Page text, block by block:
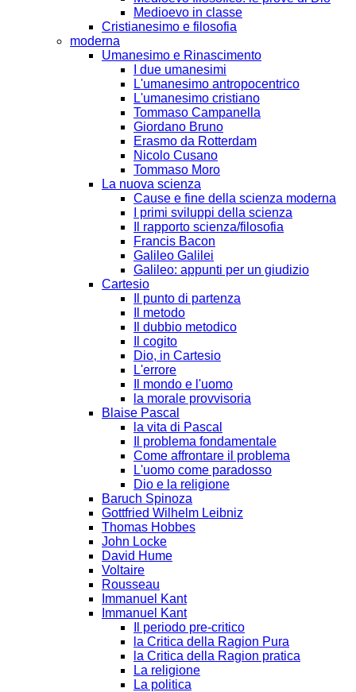
Medioevo in classe
Cristianesimo e filosofia
moderna
Umanesimo e Rinascimento
I due umanesimi
L'umanesimo antropocentrico
L'umanesimo cristiano
Tommaso Campanella
Giordano Bruno
Erasmo da Rotterdam
Nicolo Cusano
Tommaso Moro
La nuova scienza
Cause e fine della scienza moderna
I primi sviluppi della scienza
Il rapporto scienza/filosofia
Francis Bacon
Galileo Galilei
Galileo: appunti per un giudizio
Cartesio
Il punto di partenza
Il metodo
Il dubbio metodico
Il cogito
Dio, in Cartesio
L'errore
Il mondo e l'uomo
la morale provvisoria
Blaise Pascal
la vita di Pascal
Il problema fondamentale
Come affrontare il problema
L'uomo come paradosso
Dio e la religione
Baruch Spinoza
Gottfried Wilhelm Leibniz
Thomas Hobbes
John Locke
David Hume
Voltaire
Rousseau
Immanuel Kant
Immanuel Kant
Il periodo pre-critico
la Critica della Ragion Pura
la Critica della Ragion pratica
La religione
La politica